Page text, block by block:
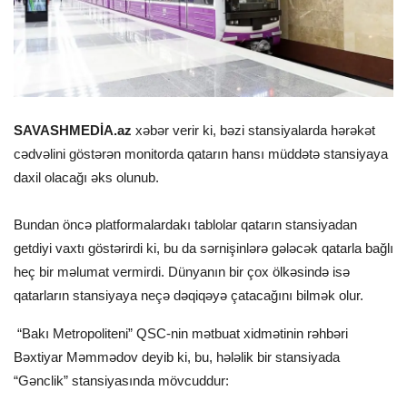
SAVASHMEDİA.az xəbər verir ki, bəzi stansiyalarda hərəkət
cədvəlini göstərən monitorda qatarın hansı müddətə stansiyaya
daxil olacağı əks olunub.
Bundan öncə platformalardakı tablolar qatarın stansiyadan
getdiyi vaxtı göstərirdi ki, bu da sərnişinlərə gələcək qatarla bağlı
heç bir məlumat vermirdi. Dünyanın bir çox ölkəsində isə
qatarların stansiyaya neçə dəqiqəyə çatacağını bilmək olur.
“Bakı Metropoliteni” QSC-nin mətbuat xidmətinin rəhbəri
Bəxtiyar Məmmədov deyib ki, bu, hələlik bir stansiyada
“Gənclik” stansiyasında mövcuddur: